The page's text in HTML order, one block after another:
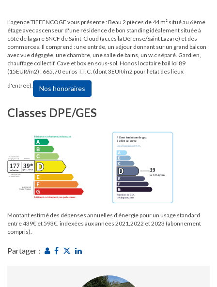
L'agence TIFFENCOGE vous présente : Beau 2 pièces de 44 m² situé au 6ème
étage avec ascenseur d'une résidence de bon standing idéalement située à
côté de la gare SNCF de Saint-Cloud (accès la Défense/Saint Lazare) et des
commerces. Il comprend : une entrée, un séjour donnant sur un grand balcon
avec vue dégagée, une chambre, une salle de bains, un w.c séparé. Gardien,
chauffage collectif. Cave et box en sous-sol. Honos locataire bail loi 89
(15EUR/m2) : 665,70 euros T.T.C. (dont 3EUR/m2 pour l'état des lieux
d'entrée).
Nos honoraires
Classes DPE/GES
Montant estimé des dépenses annuelles d'énergie pour un usage standard
entre 439€ et 593€. indexées aux années 2021,2022 et 2023 (abonnement
compris).
Partager :